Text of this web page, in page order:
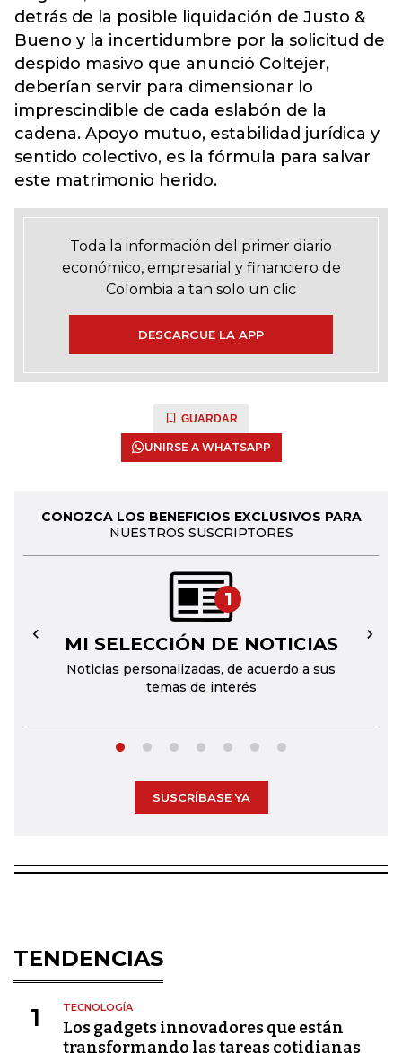
detrás de la posible liquidación de Justo &
Bueno y la incertidumbre por la solicitud de
despido masivo que anunció Coltejer,
deberían servir para dimensionar lo
imprescindible de cada eslabón de la
cadena. Apoyo mutuo, estabilidad jurídica y
sentido colectivo, es la fórmula para salvar
este matrimonio herido.
Toda la información del primer diario
económico, empresarial y financiero de
Colombia a tan solo un clic
DESCARGUE LA APP
GUARDAR
UNIRSE A WHATSAPP
CONOZCA LOS BENEFICIOS EXCLUSIVOS PARA
NUESTROS SUSCRIPTORES
1
MI SELECCIÓN DE NOTICIAS
Noticias personalizadas, de acuerdo a sus
temas de interés
← →
SUSCRÍBASE YA
TENDENCIAS
1 TECNOLOGÍA
Los gadgets innovadores que están
transformando las tareas cotidianas